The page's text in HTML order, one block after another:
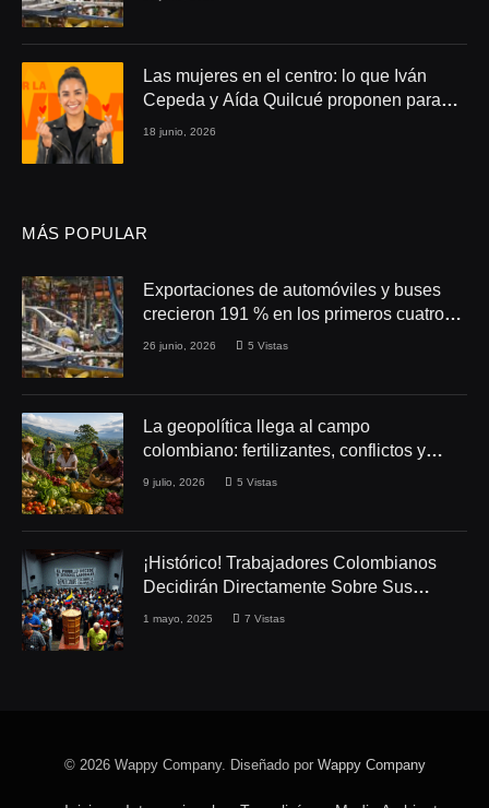
Las mujeres en el centro: lo que Iván
Cepeda y Aída Quilcué proponen para
Colombia
18 junio, 2026
MÁS POPULAR
Exportaciones de automóviles y buses
crecieron 191 % en los primeros cuatro
meses de 2026
26 junio, 2026 5 Vistas
La geopolítica llega al campo
colombiano: fertilizantes, conflictos y
seguridad alimentaria
9 julio, 2026 5 Vistas
¡Histórico! Trabajadores Colombianos
Decidirán Directamente Sobre Sus
Derechos Laborales
1 mayo, 2025 7 Vistas
© 2026 Wappy Company. Diseñado por Wappy Company